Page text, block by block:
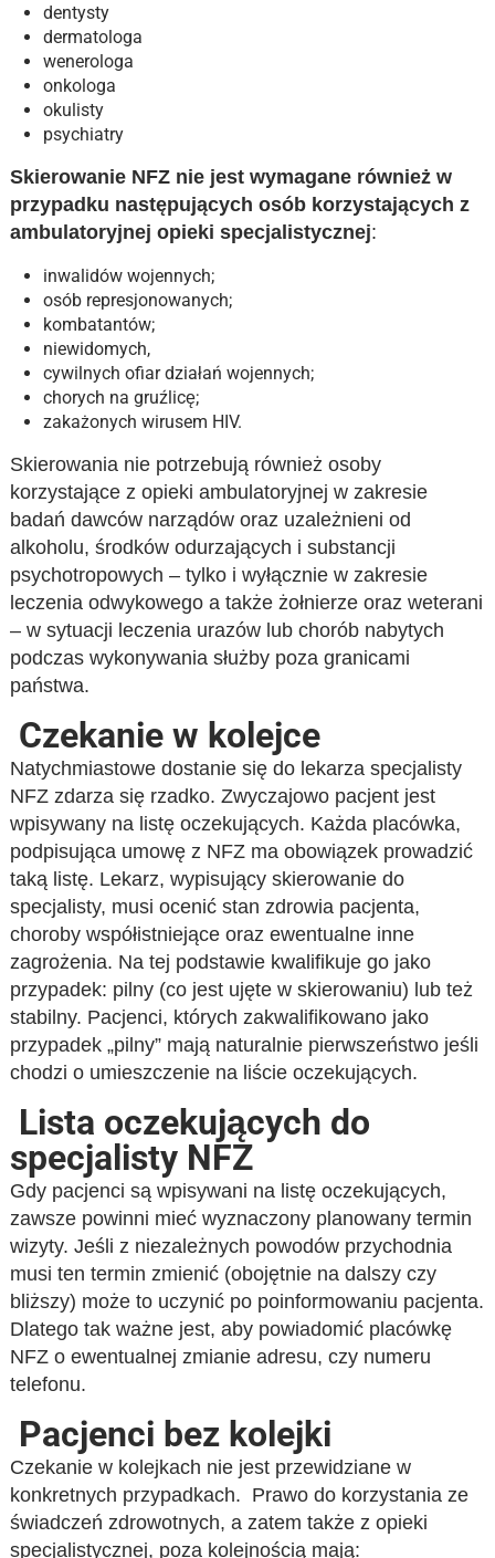
dentysty
dermatologa
wenerologa
onkologa
okulisty
psychiatry
Skierowanie NFZ nie jest wymagane również w
przypadku następujących osób korzystających z
ambulatoryjnej opieki specjalistycznej:
inwalidów wojennych;
osób represjonowanych;
kombatantów;
niewidomych,
cywilnych ofiar działań wojennych;
chorych na gruźlicę;
zakażonych wirusem HIV.
Skierowania nie potrzebują również osoby
korzystające z opieki ambulatoryjnej w zakresie
badań dawców narządów oraz uzależnieni od
alkoholu, środków odurzających i substancji
psychotropowych – tylko i wyłącznie w zakresie
leczenia odwykowego a także żołnierze oraz weterani
– w sytuacji leczenia urazów lub chorób nabytych
podczas wykonywania służby poza granicami
państwa.
Czekanie w kolejce
Natychmiastowe dostanie się do lekarza specjalisty
NFZ zdarza się rzadko. Zwyczajowo pacjent jest
wpisywany na listę oczekujących. Każda placówka,
podpisująca umowę z NFZ ma obowiązek prowadzić
taką listę. Lekarz, wypisujący skierowanie do
specjalisty, musi ocenić stan zdrowia pacjenta,
choroby współistniejące oraz ewentualne inne
zagrożenia. Na tej podstawie kwalifikuje go jako
przypadek: pilny (co jest ujęte w skierowaniu) lub też
stabilny. Pacjenci, których zakwalifikowano jako
przypadek „pilny” mają naturalnie pierwszeństwo jeśli
chodzi o umieszczenie na liście oczekujących.
Lista oczekujących do
specjalisty NFZ
Gdy pacjenci są wpisywani na listę oczekujących,
zawsze powinni mieć wyznaczony planowany termin
wizyty. Jeśli z niezależnych powodów przychodnia
musi ten termin zmienić (obojętnie na dalszy czy
bliższy) może to uczynić po poinformowaniu pacjenta.
Dlatego tak ważne jest, aby powiadomić placówkę
NFZ o ewentualnej zmianie adresu, czy numeru
telefonu.
Pacjenci bez kolejki
Czekanie w kolejkach nie jest przewidziane w
konkretnych przypadkach. Prawo do korzystania ze
świadczeń zdrowotnych, a zatem także z opieki
specjalistycznej, poza kolejnością mają: